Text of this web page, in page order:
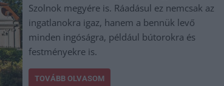
Szolnok megyére is. Ráadásul ez nemcsak az
ingatlanokra igaz, hanem a bennük levő
minden ingóságra, például bútorokra és
festményekre is.
TOVÁBB OLVASOM